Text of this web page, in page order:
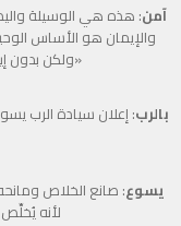
آمن: هذه هي الوسيلة واليد
والإيمان هو الأساس
«ولكن بدون
بالرب: إعلان سيادة الرب
يسوع: صانع الخلاص
لأنه